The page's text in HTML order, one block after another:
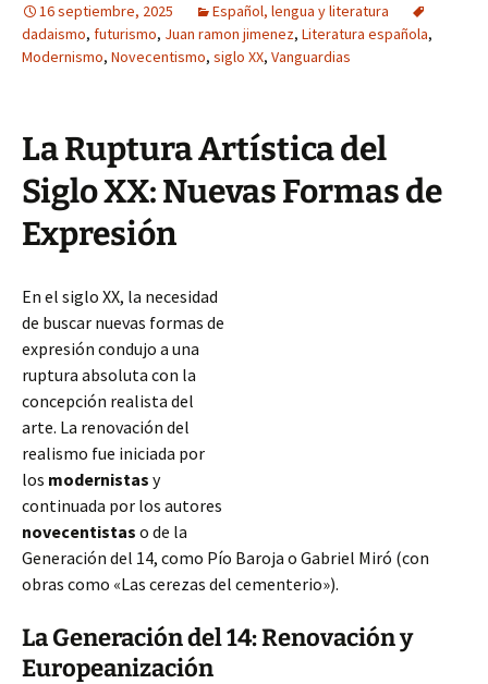
16 septiembre, 2025
Español, lengua y literatura
dadaismo, futurismo, Juan ramon jimenez, Literatura española,
Modernismo, Novecentismo, siglo XX, Vanguardias
La Ruptura Artística del
Siglo XX: Nuevas Formas de
Expresión
En el siglo XX, la necesidad
de buscar nuevas formas de
expresión condujo a una
ruptura absoluta con la
concepción realista del
arte. La renovación del
realismo fue iniciada por
los modernistas y
continuada por los autores
novecentistas o de la
Generación del 14, como Pío Baroja o Gabriel Miró (con
obras como «Las cerezas del cementerio»).
La Generación del 14: Renovación y
Europeanización